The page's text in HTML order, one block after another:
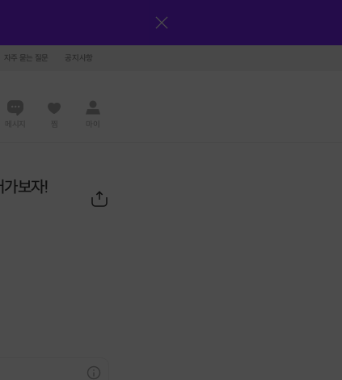
자주 묻는 질문 공지사항
메시지 찜 마이
보자!